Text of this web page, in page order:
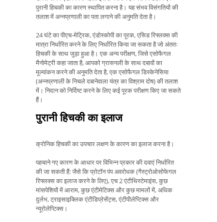
पुरानी हिचकी का कारण स्थापित करना है। यह संभव विसंगतियों की
तलाश में अन्नप्रणाली का पता लगाने की अनुमति देता है।
24 घंटे का पीएच-मेट्रिक, एंडोस्कोपी का पूरक, एसिड रिफ्लक्स की
मात्रा निर्धारित करने के लिए निर्धारित किया जा सकता है जो अंततः
हिचकी के साथ जुड़ा हुआ है। एक अन्य परीक्षण, जिसे एसोफैगल
मैनोमेट्री कहा जाता है, आपको ग्रासनली के साथ दबावों का
मूल्यांकन करने की अनुमति देता है, एक एसोफैगल डिस्केनेसिया
(अन्नप्रणाली के निचले दबानेवाला यंत्र का विश्राम दोष) की तलाश
में। निदान को निर्दिष्ट करने के लिए कई पूरक परीक्षण किए जा सकते
हैं।
पुरानी हिचकी का इलाज
क्रोनिक हिचकी का उपचार लक्षण के कारण का इलाज करना है।
पहचाने गए कारण के आधार पर विभिन्न प्रकार की दवाएं निर्धारित
की जा सकती हैं: जैसे कि प्रोटॉन पंप अवरोधक (गैस्ट्रोओसोफेगल
रिफ्लक्स का इलाज करने के लिए), एच 2 एंटीथिस्टेमाइंस, कुछ
मांसपेशियों में आराम, कुछ एंटीमेटिक्स और कुछ मामलों में, अधिक
दुर्लभ, ट्राइसाइक्लिक एंटीडिप्रेसेंट्स, एंटीपीलेप्टिक्स और
न्यूरोलेप्टिक्स।